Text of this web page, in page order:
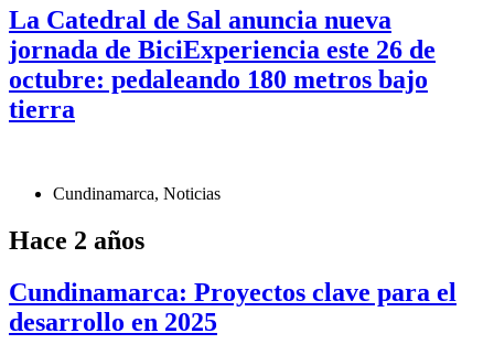
La Catedral de Sal anuncia nueva
jornada de BiciExperiencia este 26 de
octubre: pedaleando 180 metros bajo
tierra
Cundinamarca, Noticias
Hace 2 años
Cundinamarca: Proyectos clave para el
desarrollo en 2025